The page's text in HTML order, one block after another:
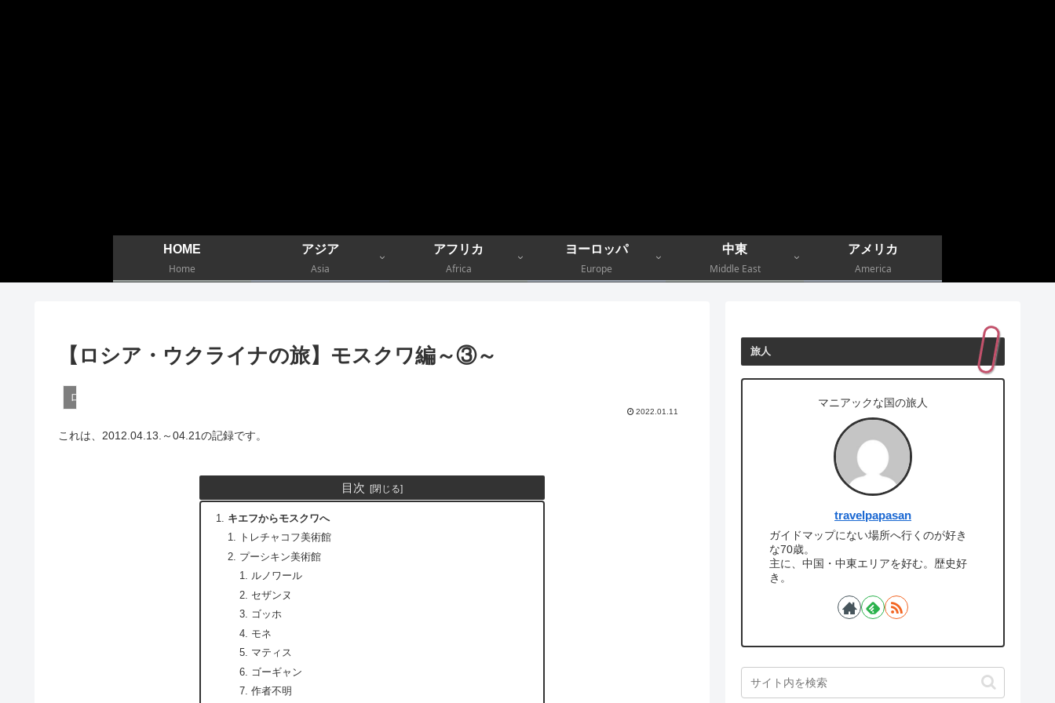
HOME
Home
アジア
Asia
アフリカ
Africa
ヨーロッパ
Europe
中東
Middle East
アメリカ
America
【ロシア・ウクライナの旅】モスクワ編～③～
ロシア
2022.01.11
これは、2012.04.13.～04.21の記録です。
目次
キエフからモスクワへ
トレチャコフ美術館
プーシキン美術館
ルノワール
セザンヌ
ゴッホ
モネ
マティス
ゴーギャン
作者不明
旅人
マニアックな国の旅人
travelpapasan
ガイドマップにない場所へ行くのが好き
な70歳。
主に、中国・中東エリアを好む。歴史好
き。